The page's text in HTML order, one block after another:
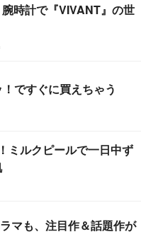
腕時計で『VIVANT』の世
ですぐに買えちゃう
ミルクピールで一日中ず
マも、注目作＆話題作が